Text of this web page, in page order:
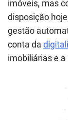
imóveis, mas
disposição
gestão
conta da
imobiliárias e